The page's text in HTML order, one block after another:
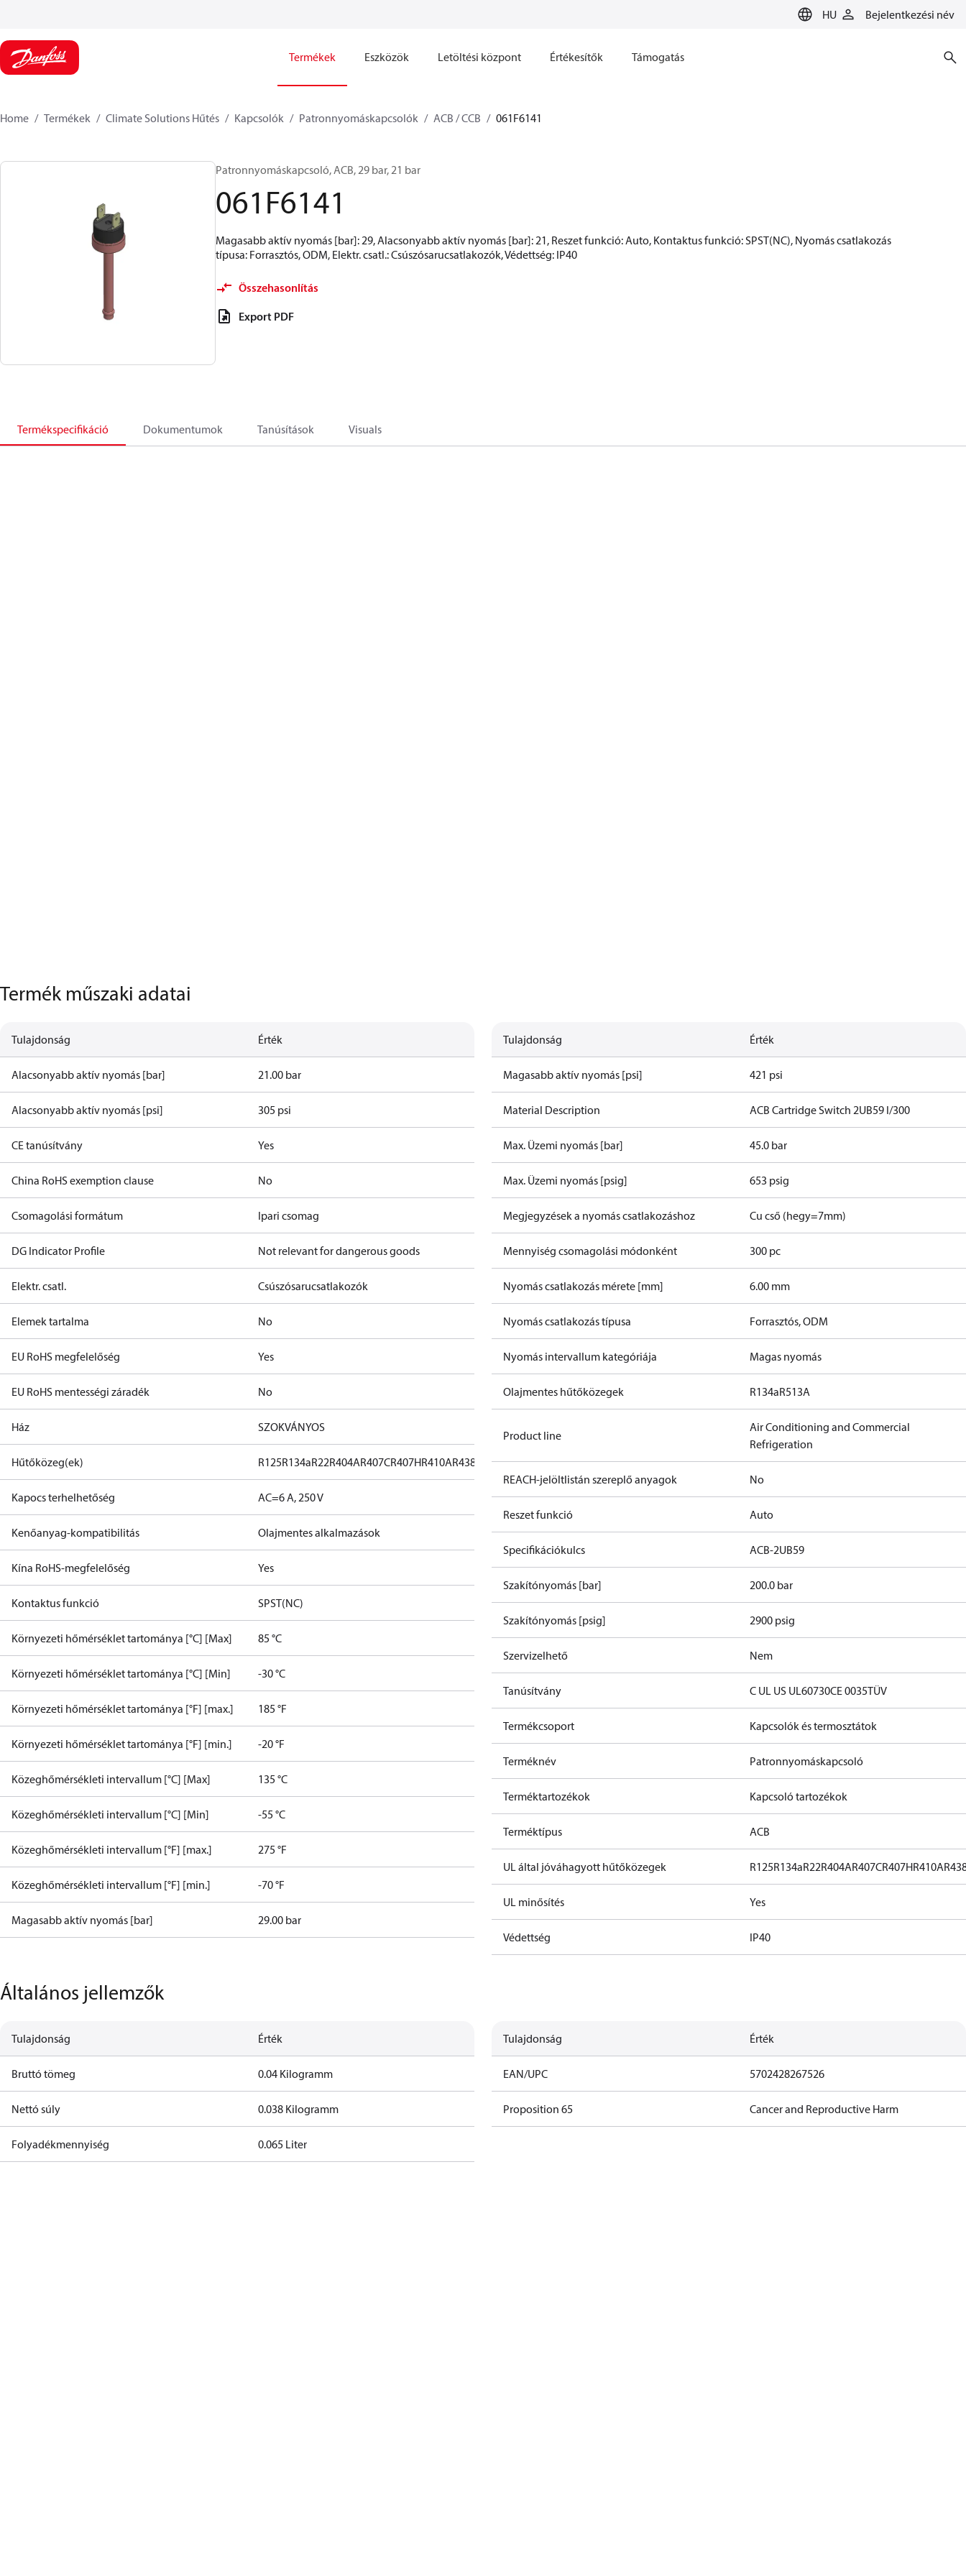
HU Bejelentkezési név
Termékek Eszközök Letöltési központ Értékesítők Támogatás
Home Termékek Climate Solutions Hűtés Kapcsolók Patronnyomáskapcsolók ACB / CCB 061F6141
Patronnyomáskapcsoló, ACB, 29 bar, 21 bar
061F6141
Magasabb aktív nyomás [bar]: 29, Alacsonyabb aktív nyomás [bar]: 21, Reszet funkció: Auto, Kontaktus funkció: SPST(NC), Nyomás csatlakozás
típusa: Forrasztós, ODM, Elektr. csatl.: Csúszósarucsatlakozók, Védettség: IP40
Összehasonlítás
Export PDF
Termékspecifikáció Dokumentumok Tanúsítások Visuals
Termék műszaki adatai
Tulajdonság Érték
Alacsonyabb aktív nyomás [bar] 21.00 bar
Alacsonyabb aktív nyomás [psi] 305 psi
CE tanúsítvány Yes
China RoHS exemption clause No
Csomagolási formátum Ipari csomag
DG Indicator Profile Not relevant for dangerous goods
Elektr. csatl. Csúszósarucsatlakozók
Elemek tartalma No
EU RoHS megfelelőség Yes
EU RoHS mentességi záradék No
Ház SZOKVÁNYOS
Hűtőközeg(ek) R125R134aR22R404AR407CR407HR410AR438A R448AR449AR452AR513A
Kapocs terhelhetőség AC=6 A, 250 V
Kenőanyag-kompatibilitás Olajmentes alkalmazások
Kína RoHS-megfelelőség Yes
Kontaktus funkció SPST(NC)
Környezeti hőmérséklet tartománya [°C] [Max] 85 °C
Környezeti hőmérséklet tartománya [°C] [Min] -30 °C
Környezeti hőmérséklet tartománya [°F] [max.] 185 °F
Környezeti hőmérséklet tartománya [°F] [min.] -20 °F
Közeghőmérsékleti intervallum [°C] [Max] 135 °C
Közeghőmérsékleti intervallum [°C] [Min] -55 °C
Közeghőmérsékleti intervallum [°F] [max.] 275 °F
Közeghőmérsékleti intervallum [°F] [min.] -70 °F
Magasabb aktív nyomás [bar] 29.00 bar
Tulajdonság Érték
Magasabb aktív nyomás [psi] 421 psi
Material Description ACB Cartridge Switch 2UB59 I/300
Max. Üzemi nyomás [bar] 45.0 bar
Max. Üzemi nyomás [psig] 653 psig
Megjegyzések a nyomás csatlakozáshoz Cu cső (hegy=7mm)
Mennyiség csomagolási módonként 300 pc
Nyomás csatlakozás mérete [mm] 6.00 mm
Nyomás csatlakozás típusa Forrasztós, ODM
Nyomás intervallum kategóriája Magas nyomás
Olajmentes hűtőközegek R134aR513A
Product line
Air Conditioning and Commercial
Refrigeration
REACH-jelöltlistán szereplő anyagok No
Reszet funkció Auto
Specifikációkulcs ACB-2UB59
Szakítónyomás [bar] 200.0 bar
Szakítónyomás [psig] 2900 psig
Szervizelhető Nem
Tanúsítvány C UL US UL60730CE 0035TÜV
Termékcsoport Kapcsolók és termosztátok
Terméknév Patronnyomáskapcsoló
Terméktartozékok Kapcsoló tartozékok
Terméktípus ACB
UL által jóváhagyott hűtőközegek R125R134aR22R404AR407CR407HR410A
UL minősítés Yes
Védettség IP40
Általános jellemzők
Tulajdonság Érték
Bruttó tömeg 0.04 Kilogramm
Nettó súly 0.038 Kilogramm
Folyadékmennyiség 0.065 Liter
Tulajdonság Érték
EAN/UPC 5702428267526
Proposition 65 Cancer and Reproductive Harm